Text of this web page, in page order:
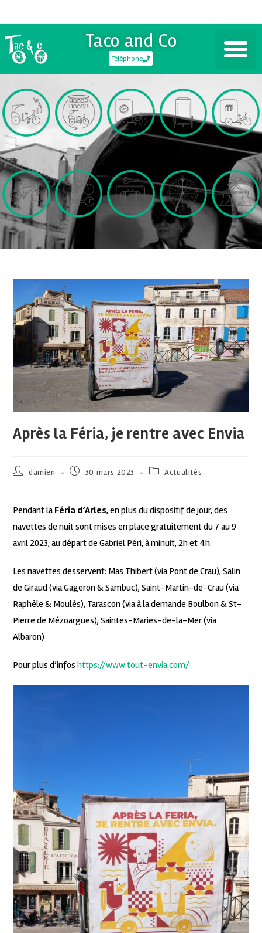
Taco and Co
Téléphone
Après la Féria, je rentre avec Envia
damien 30 mars 2023 Actualités
Pendant laFéria d’Arles, en plus du dispositif de jour, des
navettes de nuit sont mises en place gratuitement du 7 au 9
avril 2023, au départ de Gabriel Péri, à minuit, 2h et 4h.
Les navettes desservent: Mas Thibert (via Pont de Crau), Salin
de Giraud (via Gageron & Sambuc), Saint-Martin-de-Crau (via
Raphèle & Moulès), Tarascon (via à la demande Boulbon & St-
Pierre de Mézoargues), Saintes-Maries-de-la-Mer (via
Albaron)
Pour plus d’infoshttps://www.tout-envia.com/